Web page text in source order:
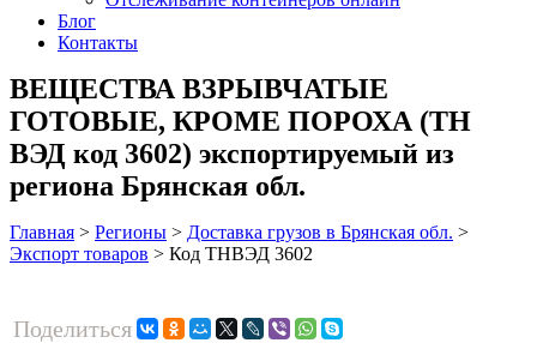
Блог
Контакты
ВЕЩЕСТВА ВЗРЫВЧАТЫЕ
ГОТОВЫЕ, КРОМЕ ПОРОХА (ТН
ВЭД код 3602) экспортируемый из
региона Брянская обл.
Главная > Регионы > Доставка грузов в Брянская обл. >
Экспорт товаров > Код ТНВЭД 3602
Поделиться